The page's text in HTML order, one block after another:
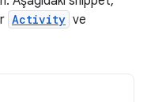
Activity ve